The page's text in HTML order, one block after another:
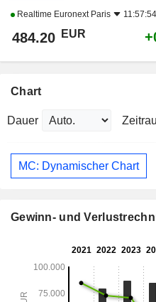
Realtime Euronext Paris
484.20 EUR
Chart
Dauer
MC: Dynamischer Chart
Gewinn- und